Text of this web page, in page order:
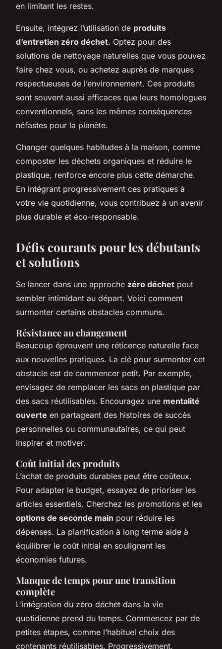
en limitant les restes.
Ensuite, intégrez l’utilisation de produits
d’entretien zéro déchet. Optez pour des
solutions de nettoyage naturelles que vous pouvez
faire chez vous, ou achetez auprès de marques
respectueuses de l’environnement. Ces produits
sont souvent aussi efficaces que leurs homologues
conventionnels, sans les mêmes conséquences
néfastes pour la planète.
Changer quelques habitudes à la maison, comme
composter les déchets organiques et réduire le
plastique, renforce encore plus cette démarche.
En intégrant progressivement ces pratiques à
votre vie quotidienne, vous contribuez à un avenir
plus durable et éco-responsable.
Défis courants pour les débutants
et solutions
Se lancer dans une approche zéro déchet peut
sembler intimidant au départ. Voici comment
surmonter certains obstacles communs.
Résistance au changement
Beaucoup éprouvent une réticence naturelle face
aux nouvelles pratiques. La clé pour surmonter cet
obstacle est de commencer petit. Par exemple,
envisagez de remplacer les sacs en plastique par
des sacs réutilisables. Encouragez une mentalité
ouverte en partageant des histoires de succès
personnelles ou communautaires, ce qui peut
inspirer et motiver.
Coût initial des produits
L’achat de produits durables peut être coûteux.
Pour adapter le budget, essayez de prioriser les
articles essentiels. Cherchez les promotions et les
options de seconde main pour réduire les
dépenses. La planification à long terme aide à
équilibrer le coût initial en soulignant les
économies futures.
Manque de temps pour une transition
complète
L’intégration du zéro déchet dans la vie
quotidienne prend du temps. Commencez par de
petites étapes, comme l’habituel choix des
contenants réutilisables. Progressivement,